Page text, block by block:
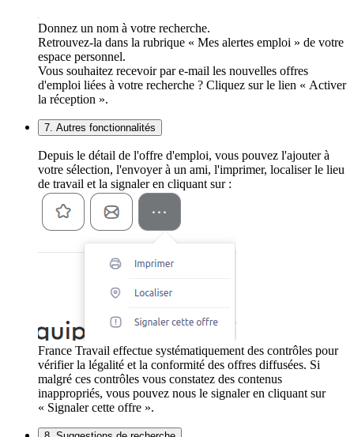
Donnez un nom à votre recherche.
Retrouvez-la dans la rubrique « Mes alertes emploi » de votre
espace personnel.
Vous souhaitez recevoir par e-mail les nouvelles offres
d'emploi liées à votre recherche ? Cliquez sur le lien « Activer
la réception ».
7. Autres fonctionnalités
Depuis le détail de l'offre d'emploi, vous pouvez l'ajouter à
votre sélection, l'envoyer à un ami, l'imprimer, localiser le lieu
de travail et la signaler en cliquant sur :
France Travail effectue systématiquement des contrôles pour
vérifier la légalité et la conformité des offres diffusées. Si
malgré ces contrôles vous constatez des contenus
inappropriés, vous pouvez nous le signaler en cliquant sur
« Signaler cette offre ».